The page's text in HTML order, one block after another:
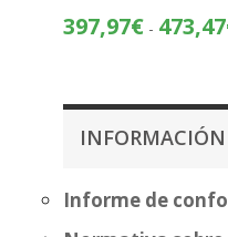
397,97€ - 473,47
INFORMACIÓN
Informe de